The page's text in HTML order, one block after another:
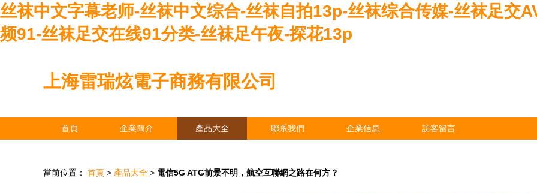
丝袜中文字幕老师-丝袜中文综合-丝袜自拍13p-丝袜综合传媒-丝袜足交
频91-丝袜足交在线91分类-丝袜足午夜-探花13p
上海雷瑞炫電子商務有限公司
首頁 企業簡介 產品大全 聯系我們 企業信息 訪客留言
當前位置： 首頁 > 產品大全 > 電信5G ATG前景不明，航空互聯網之路在何方？